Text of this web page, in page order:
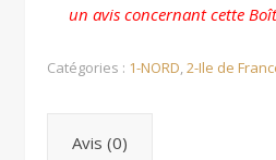
un avis concernant cette
Catégories : 1-NORD,2-Ile de
Avis (0)